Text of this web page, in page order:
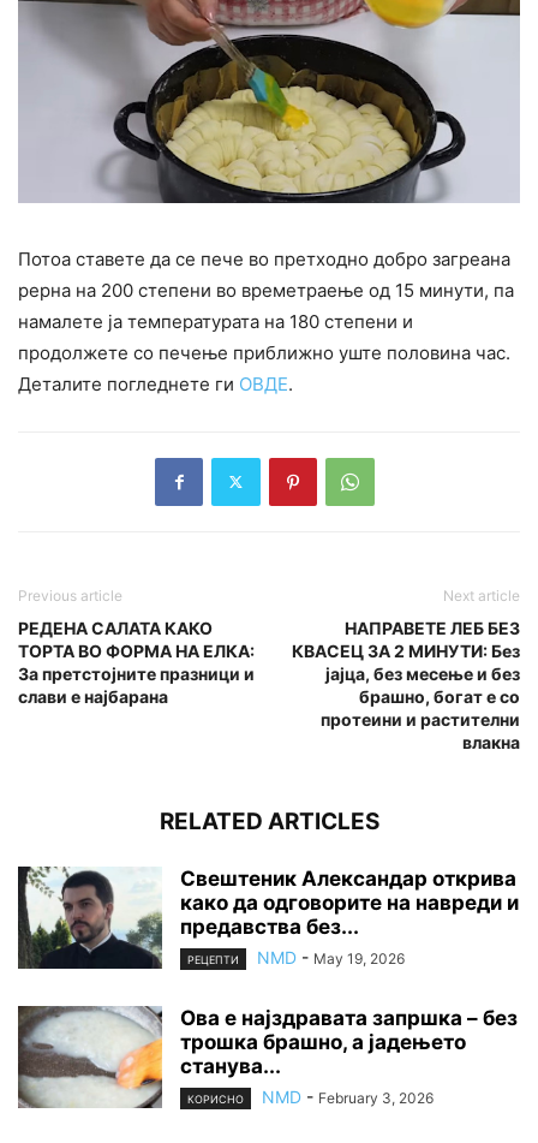
Потоа ставете да се пече во претходно добро загреана
рерна на 200 степени во времетраење од 15 минути, па
намалете ја температурата на 180 степени и
продолжете со печење приближно уште половина час.
Деталите погледнете ги ОВДЕ.
Previous article
РЕДЕНА САЛАТА КАКО
ТОРТА ВО ФОРМА НА ЕЛКА:
За претстојните празници и
слави е најбарана
Next article
НАПРАВЕТЕ ЛЕБ БЕЗ
КВАСЕЦ ЗА 2 МИНУТИ: Без
јајца, без месење и без
брашно, богат е со
протеини и растителни
влакна
RELATED ARTICLES
Свештеник Александар открива
како да одговорите на навреди и
предавства без...
РЕЦЕПТИ NMD - May 19, 2026
Ова е најздравата запршка – без
трошка брашно, а јадењето
станува...
КОРИСНО NMD - February 3, 2026